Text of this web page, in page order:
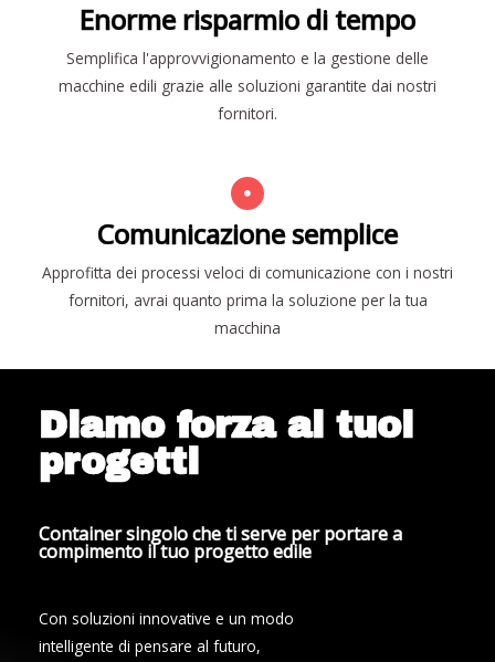
Enorme risparmio di tempo
Semplifica l'approvvigionamento e la gestione delle
macchine edili grazie alle soluzioni garantite dai nostri
fornitori.
Comunicazione semplice
Approfitta dei processi veloci di comunicazione con i nostri
fornitori, avrai quanto prima la soluzione per la tua
macchina
Diamo forza ai tuoi
progetti
Container singolo che ti serve per portare a
compimento il tuo progetto edile
Con soluzioni innovative e un modo
intelligente di pensare al futuro,